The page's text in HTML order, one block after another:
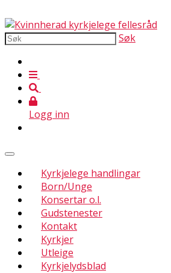
Søk
Logg inn
Kyrkjelege handlingar
Born/Unge
Konsertar o.l.
Gudstenester
Kontakt
Kyrkjer
Utleige
Kyrkjelydsblad